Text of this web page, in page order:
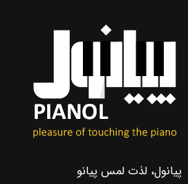
پیانول، لذت لمس پیانو